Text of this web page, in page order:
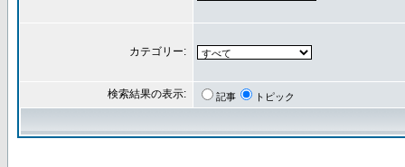
カテゴリー:
検索結果の表示: 記事 トピック